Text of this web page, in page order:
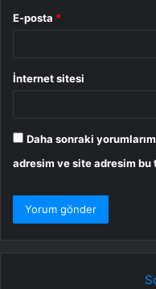
E-posta *
İnternet sitesi
Daha sonraki
adresim ve site adresim bu